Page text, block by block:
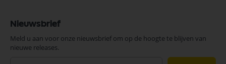
Nieuwsbrief
Meld u aan voor onze nieuwsbrief om op de hoogte te blijven van
nieuwe releases.